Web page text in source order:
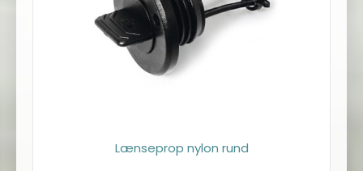
Lænseprop nylon rund